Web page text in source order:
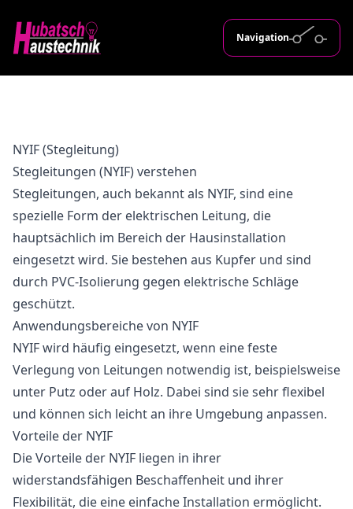
Navigation
NYIF (Stegleitung)
Stegleitungen (NYIF) verstehen
Stegleitungen, auch bekannt als NYIF, sind eine
spezielle Form der elektrischen Leitung, die
hauptsächlich im Bereich der Hausinstallation
eingesetzt wird. Sie bestehen aus Kupfer und sind
durch PVC-Isolierung gegen elektrische Schläge
geschützt.
Anwendungsbereiche von NYIF
NYIF wird häufig eingesetzt, wenn eine feste
Verlegung von Leitungen notwendig ist, beispielsweise
unter Putz oder auf Holz. Dabei sind sie sehr flexibel
und können sich leicht an ihre Umgebung anpassen.
Vorteile der NYIF
Die Vorteile der NYIF liegen in ihrer
widerstandsfähigen Beschaffenheit und ihrer
Flexibilität, die eine einfache Installation ermöglicht.